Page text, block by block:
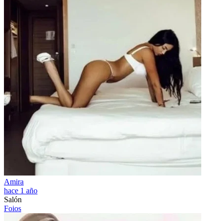
Amira
hace 1 año
Salón
Foios